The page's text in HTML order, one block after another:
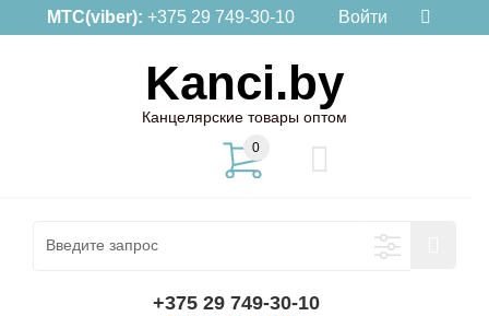
МТС(viber): +375 29 749-30-10 Войти
Kanci.by
Канцелярские товары оптом
0
+375 29 749-30-10